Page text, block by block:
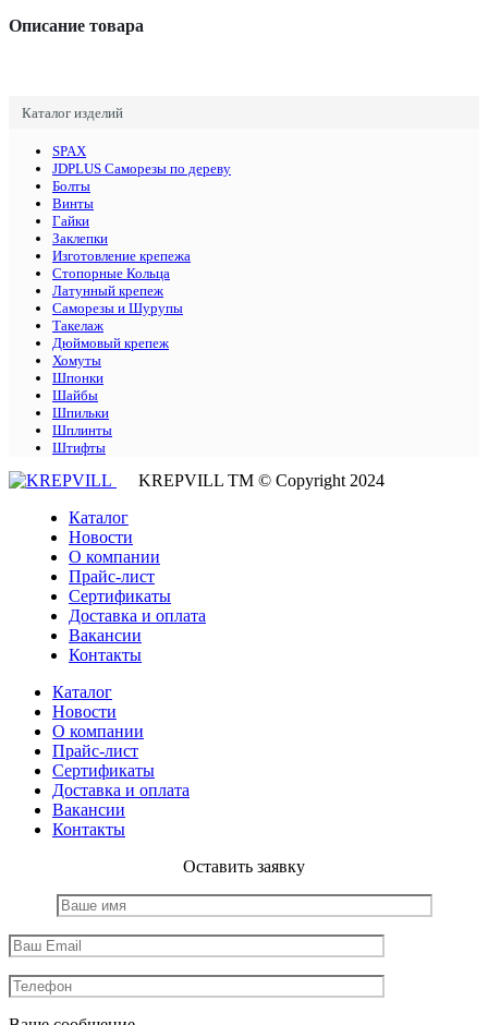
Описание товара
Каталог изделий
SPAX
JDPLUS Саморезы по дереву
Болты
Винты
Гайки
Заклепки
Изготовление крепежа
Стопорные Кольца
Латунный крепеж
Саморезы и Шурупы
Такелаж
Дюймовый крепеж
Хомуты
Шпонки
Шайбы
Шпильки
Шплинты
Штифты
KREPVILL ТМ © Copyright 2024
Каталог
Новости
О компании
Прайс-лист
Сертификаты
Доставка и оплата
Вакансии
Контакты
Каталог
Новости
О компании
Прайс-лист
Сертификаты
Доставка и оплата
Вакансии
Контакты
Оставить заявку